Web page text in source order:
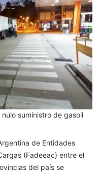
suministro de gasoil
de Entidades
(Fadeeac) entre el
del país se